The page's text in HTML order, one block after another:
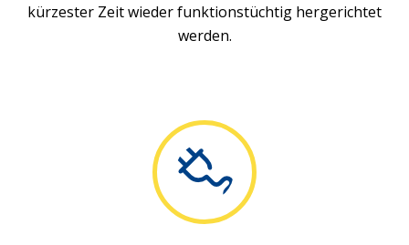
kürzester Zeit wieder funktionstüchtig hergerichtet
werden.